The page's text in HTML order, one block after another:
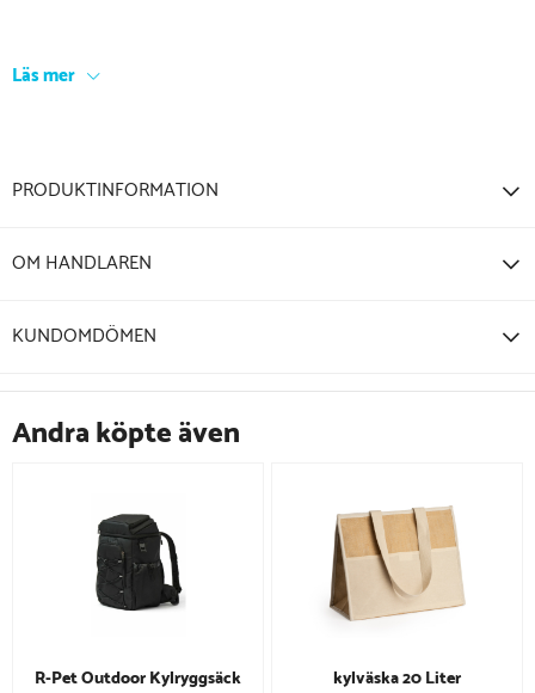
Läs mer
PRODUKTINFORMATION
OM HANDLAREN
KUNDOMDÖMEN
Andra köpte även
R-Pet Outdoor Kylryggsäck kylväska 20 Liter